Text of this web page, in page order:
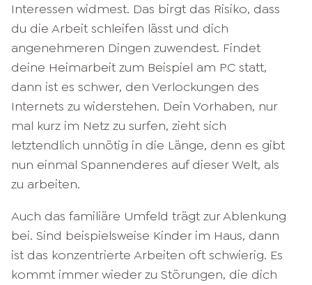
Interessen widmest. Das birgt das Risiko, dass
du die Arbeit schleifen lässt und dich
angenehmeren Dingen zuwendest. Findet
deine Heimarbeit zum Beispiel am PC statt,
dann ist es schwer, den Verlockungen des
Internets zu widerstehen. Dein Vorhaben, nur
mal kurz im Netz zu surfen, zieht sich
letztendlich unnötig in die Länge, denn es gibt
nun einmal Spannenderes auf dieser Welt, als
zu arbeiten.
Auch das familiäre Umfeld trägt zur Ablenkung
bei. Sind beispielsweise Kinder im Haus, dann
ist das konzentrierte Arbeiten oft schwierig. Es
kommt immer wieder zu Störungen, die dich